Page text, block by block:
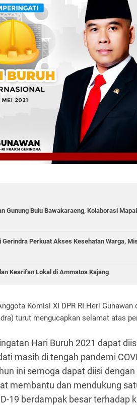
Gunung Bulu Bawakaraeng, Kolaborasi
Perkuat Akses Kesehatan Warga,
Kearifan Lokal di Ammatoa Kajang
Komisi XI DPR RI Heri Gunawan
turut mengucapkan selamat atas
Hari Buruh 2021 dapat
masih di tengah pandemi
ini semoga dapat diisi
membantu dan mendukung
19 berdampak besar terhadap